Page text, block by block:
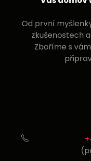
Od první
zkušenostech
Zboříme s